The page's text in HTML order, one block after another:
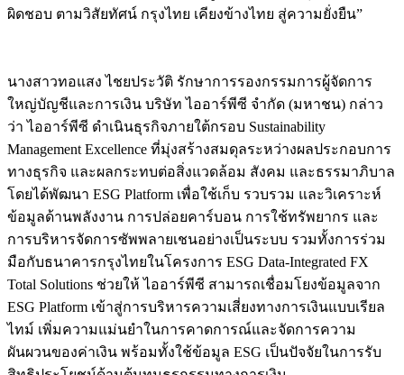
ผิดชอบ ตามวิสัยทัศน์ กรุงไทย เคียงข้างไทย สู่ความยั่งยืน”
​นางสาวทอแสง ไชยประวัติ รักษาการรองกรรมการผู้จัดการ
ใหญ่บัญชีและการเงิน บริษัท ไออาร์พีซี จำกัด (มหาชน) กล่าว
ว่า ไออาร์พีซี ดำเนินธุรกิจภายใต้กรอบ Sustainability
Management Excellence ที่มุ่งสร้างสมดุลระหว่างผลประกอบการ
ทางธุรกิจ และผลกระทบต่อสิ่งแวดล้อม สังคม และธรรมาภิบาล
โดยได้พัฒนา ESG Platform เพื่อใช้เก็บ รวบรวม และวิเคราะห์
ข้อมูลด้านพลังงาน การปล่อยคาร์บอน การใช้ทรัพยากร และ
การบริหารจัดการซัพพลายเชนอย่างเป็นระบบ รวมทั้งการร่วม
มือกับธนาคารกรุงไทยในโครงการ ESG Data-Integrated FX
Total Solutions ช่วยให้ ไออาร์พีซี สามารถเชื่อมโยงข้อมูลจาก
ESG Platform เข้าสู่การบริหารความเสี่ยงทางการเงินแบบเรียล
ไทม์ เพิ่มความแม่นยำในการคาดการณ์และจัดการความ
ผันผวนของค่าเงิน พร้อมทั้งใช้ข้อมูล ESG เป็นปัจจัยในการรับ